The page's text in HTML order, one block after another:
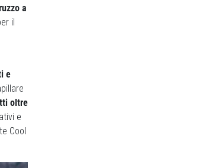
a
il
e
oltre
e
Cool